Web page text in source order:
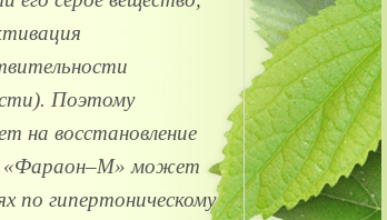
Поэтому
на восстановление
«Фараон–М» может
по гипертоническому